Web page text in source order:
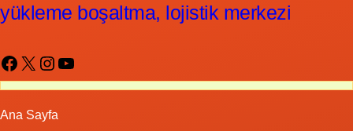
yükleme boşaltma, lojistik merkezi
Facebook X Instagram YouTube
Ana Sayfa